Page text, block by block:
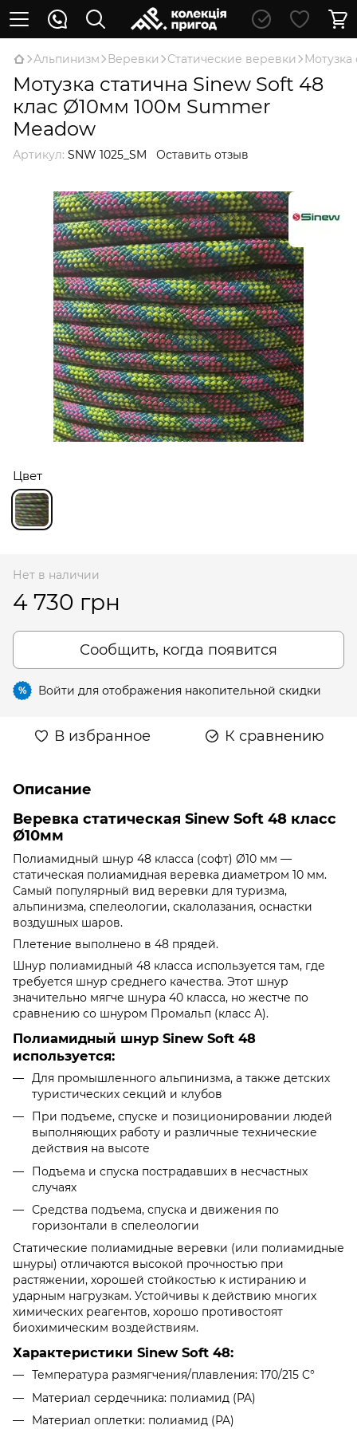
Альпинизм Веревки Статические веревки Мотузка
Мотузка статична Sinew Soft 48
клас Ø10мм 100м Summer
Meadow
Артикул: SNW 1025_SM Оставить отзыв
Цвет
Нет в наличии
4 730 грн
Сообщить, когда появится
% Войти для отображения накопительной скидки
В избранное К сравнению
Описание
Веревка статическая Sinew Soft 48 класс
Ø10мм
Полиамидный шнур 48 класса (софт) Ø10 мм —
статическая полиамидная веревка диаметром 10 мм.
Самый популярный вид веревки для туризма,
альпинизма, спелеологии, скалолазания, оснастки
воздушных шаров.
Плетение выполнено в 48 прядей.
Шнур полиамидный 48 класса используется там, где
требуется шнур среднего качества. Этот шнур
значительно мягче шнура 40 класса, но жестче по
сравнению со шнуром Промальп (класс А).
Полиамидный шнур Sinew Soft 48
используется:
Для промышленного альпинизма, а также детских
туристических секций и клубов
При подъеме, спуске и позиционировании людей
выполняющих работу и различные технические
действия на высоте
Подъема и спуска пострадавших в несчастных
случаях
Средства подъема, спуска и движения по
горизонтали в спелеологии
Статические полиамидные веревки (или полиамидные
шнуры) отличаются высокой прочностью при
растяжении, хорошей стойкостью к истиранию и
ударным нагрузкам. Устойчивы к действию многих
химических реагентов, хорошо противостоят
биохимическим воздействиям.
Характеристики Sinew Soft 48:
Температура размягчения/плавления: 170/215 C°
Материал сердечника: полиамид (PA)
Материал оплетки: полиамид (PA)